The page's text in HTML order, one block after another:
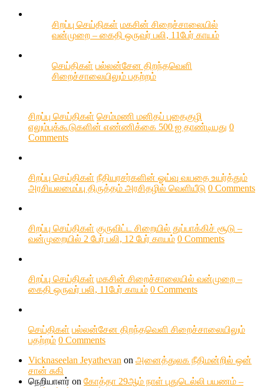
சிறப்பு செய்திகள் மகசின் சிறைச்சாலையில்
வன்முறை – கைதி ஒருவர் பலி, 11பேர் காயம்
செய்திகள் பல்லன்சேன திறந்தவெளி
சிறைச்சாலையிலும் பதற்றம்
சிறப்பு செய்திகள் செம்மணி மனிதப் புதைகுழி
எலும்புக்கூடுகளின் எண்ணிக்கை 500 ஐ தாண்டியது 0
Comments
சிறப்பு செய்திகள் நீதியரசர்களின் ஓய்வு வயதை உயர்த்தும்
அரசியலமைப்பு திருத்தம் அரசிதழில் வெளியீடு 0 Comments
சிறப்பு செய்திகள் குருவிட்ட சிறையில் துப்பாக்கிச் சூடு –
வன்முறையில் 2 பேர் பலி, 12 பேர் காயம் 0 Comments
சிறப்பு செய்திகள் மகசின் சிறைச்சாலையில் வன்முறை –
கைதி ஒருவர் பலி, 11பேர் காயம் 0 Comments
செய்திகள் பல்லன்சேன திறந்தவெளி சிறைச்சாலையிலும்
பதற்றம் 0 Comments
Vicknaseelan Jeyathevan on அனைத்துலக நீதிமன்றில் ஒன்
சான் சுகி
நெறியாளர் on கோத்தா 29ஆம் நாள் புதுடெல்லி பயணம் –